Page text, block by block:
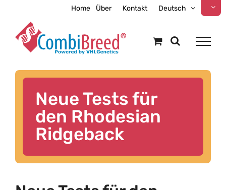
springen
Home Über Kontakt Deutsch
Neue Tests für
den Rhodesian
Ridgeback